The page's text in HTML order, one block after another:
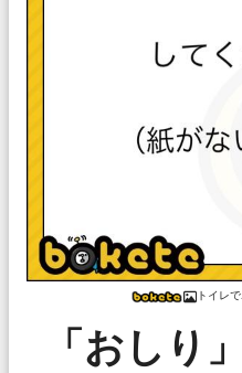
トイレ
「おしり